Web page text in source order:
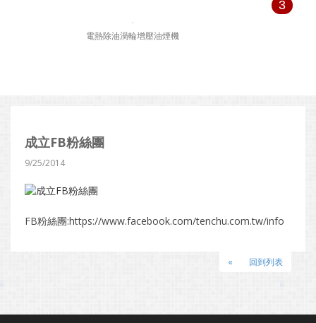
3
電熱除油渦輪增壓油煙機
成立FB粉絲團
9/25/2014
FB粉絲團:https://www.facebook.com/tenchu.com.tw/info
« 回到列表